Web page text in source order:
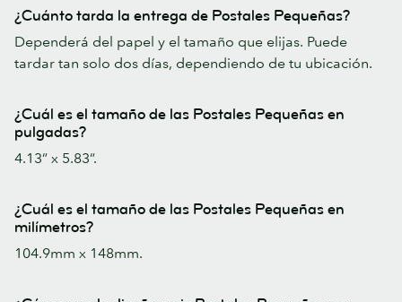
¿Cuánto tarda la entrega de Postales Pequeñas?
Dependerá del papel y el tamaño que elijas. Puede
tardar tan solo dos días, dependiendo de tu ubicación.
¿Cuál es el tamaño de las Postales Pequeñas en
pulgadas?
4.13” x 5.83”.
¿Cuál es el tamaño de las Postales Pequeñas en
milímetros?
104.9mm x 148mm.